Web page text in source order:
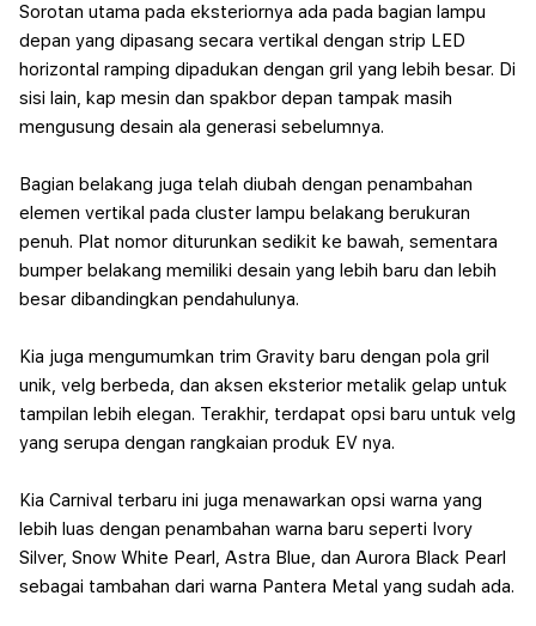
Sorotan utama pada eksteriornya ada pada bagian lampu
depan yang dipasang secara vertikal dengan strip LED
horizontal ramping dipadukan dengan gril yang lebih besar. Di
sisi lain, kap mesin dan spakbor depan tampak masih
mengusung desain ala generasi sebelumnya.
Bagian belakang juga telah diubah dengan penambahan
elemen vertikal pada cluster lampu belakang berukuran
penuh. Plat nomor diturunkan sedikit ke bawah, sementara
bumper belakang memiliki desain yang lebih baru dan lebih
besar dibandingkan pendahulunya.
Kia juga mengumumkan trim Gravity baru dengan pola gril
unik, velg berbeda, dan aksen eksterior metalik gelap untuk
tampilan lebih elegan. Terakhir, terdapat opsi baru untuk velg
yang serupa dengan rangkaian produk EV nya.
Kia Carnival terbaru ini juga menawarkan opsi warna yang
lebih luas dengan penambahan warna baru seperti Ivory
Silver, Snow White Pearl, Astra Blue, dan Aurora Black Pearl
sebagai tambahan dari warna Pantera Metal yang sudah ada.